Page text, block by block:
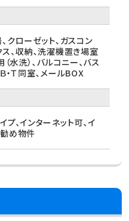
クローゼット、ガスコン
ス、収納、洗濯機置き場室
（水洗）、バルコニー、バス
・Ｔ同室、メールBOX
、インターネット可、イ
め物件